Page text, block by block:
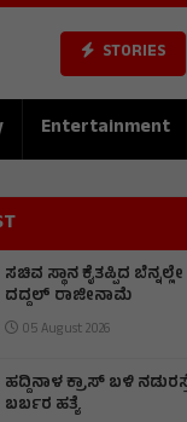
STORIES
Entertainment
ಸಚಿವ ಸ್ಥಾನ ಕೈತಪ್ಪಿದ
ದದ್ದಲ್ ರಾಜೀನಾಮೆ
05 August 2026
ಹದ್ದಿನಾಳ ಕ್ರಾಸ್ ಬಳಿ
ಬರ್ಬರ ಹತ್ಯೆ